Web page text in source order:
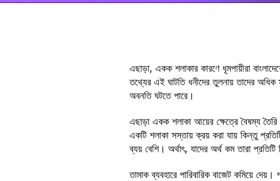
এছাড়া, একক শলাকার কারণে ধূমপায়ীরা
তথ্যের এই ঘাটতি ধনীদের তুলনায় তাদের অধিক
অবনতি ঘটতে পারে।
এছাড়া একক শলাকা আয়ের ক্ষেত্রে বৈষম্য
একটি শলাকা সস্তায় ক্রয় করা যায় কিন্তু
ব্যয় বেশি। অর্থাৎ, যাদের অর্থ কম তারা
তামাক ব্যবহারে পারিবারিক বাজেট কমিয়ে